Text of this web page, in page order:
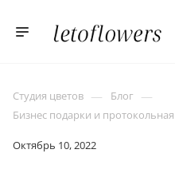
Студия цветов — Блог —
Бизнес подарки и
Октябрь 10, 2022